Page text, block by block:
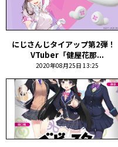
にじさんじタイアップ第2弾！
VTuber「健屋花那...
2020年08月25日 13:25